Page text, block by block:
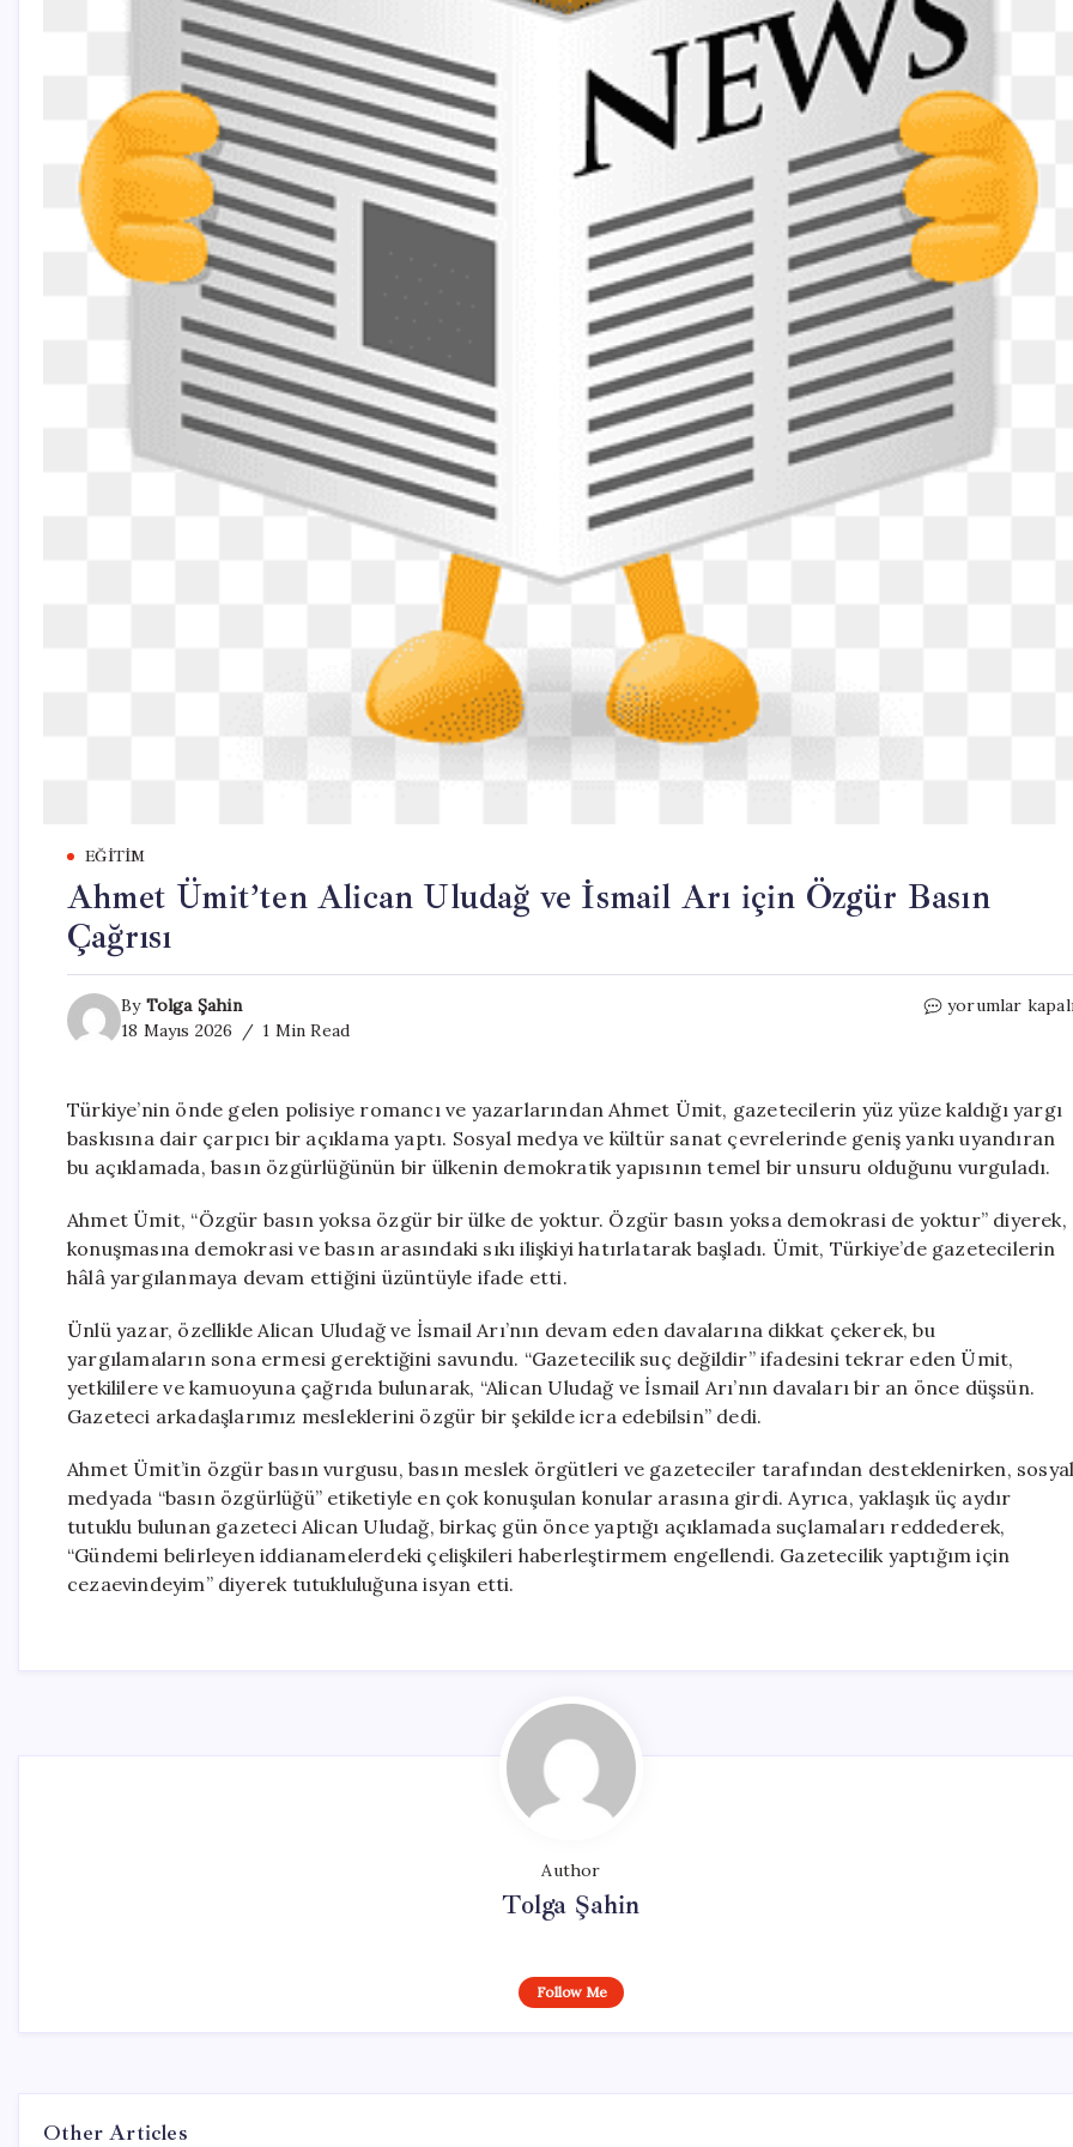
EĞITIM
Ahmet Ümit’ten Alican Uludağ ve İsmail Arı için Özgür Basın
Çağrısı
By Tolga Şahin
18 Mayıs 2026
1 Min Read
Ahmet
ve
İsmail
için
Basın
Çağrısı
yorumlar
Türkiye’nin önde gelen polisiye romancı ve yazarlarından Ahmet Ümit, gazetecilerin yüz yüze kaldığı yargı
baskısına dair çarpıcı bir açıklama yaptı. Sosyal medya ve kültür sanat çevrelerinde geniş yankı uyandıran
bu açıklamada, basın özgürlüğünün bir ülkenin demokratik yapısının temel bir unsuru olduğunu vurguladı.
Ahmet Ümit, “Özgür basın yoksa özgür bir ülke de yoktur. Özgür basın yoksa demokrasi de yoktur” diyerek,
konuşmasına demokrasi ve basın arasındaki sıkı ilişkiyi hatırlatarak başladı. Ümit, Türkiye’de gazetecilerin
hâlâ yargılanmaya devam ettiğini üzüntüyle ifade etti.
Ünlü yazar, özellikle Alican Uludağ ve İsmail Arı’nın devam eden davalarına dikkat çekerek, bu
yargılamaların sona ermesi gerektiğini savundu. “Gazetecilik suç değildir” ifadesini tekrar eden Ümit,
yetkililere ve kamuoyuna çağrıda bulunarak, “Alican Uludağ ve İsmail Arı’nın davaları bir an önce düşsün.
Gazeteci arkadaşlarımız mesleklerini özgür bir şekilde icra edebilsin” dedi.
Ahmet Ümit’in özgür basın vurgusu, basın meslek örgütleri ve gazeteciler tarafından desteklenirken,
medyada “basın özgürlüğü” etiketiyle en çok konuşulan konular arasına girdi. Ayrıca, yaklaşık üç aydır
tutuklu bulunan gazeteci Alican Uludağ, birkaç gün önce yaptığı açıklamada suçlamaları reddederek,
“Gündemi belirleyen iddianamelerdeki çelişkileri haberleştirmem engellendi. Gazetecilik yaptığım için
cezaevindeyim” diyerek tutukluluğuna isyan etti.
Author
Tolga Şahin
Follow Me
Other Articles